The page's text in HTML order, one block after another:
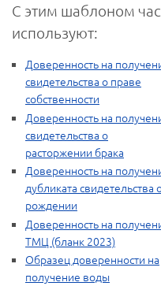
С этим шаблоном
используют:
Доверенность на
свидетельства о праве
собственности
Доверенность на
свидетельства о
расторжении брака
Доверенность на
дубликата свидетельства
рождении
Доверенность на
ТМЦ (бланк 2023)
Образец доверенности на
получение воды